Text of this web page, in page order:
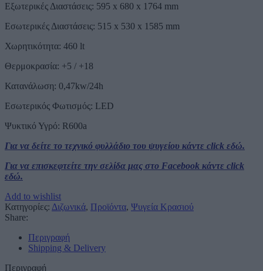
Εξωτερικές Διαστάσεις: 595 x 680 x 1764 mm
Εσωτερικές Διαστάσεις: 515 x 530 x 1585 mm
Χωρητικότητα: 460 lt
Θερμοκρασία: +5 / +18
Κατανάλωση: 0,47kw/24h
Εσωτερικός Φωτισμός: LED
Ψυκτικό Υγρό: R600a
Για να δείτε το τεχνικό φυλλάδιο του ψυγείου κάντε click εδώ.
Για να επισκεφτείτε την σελίδα μας στο Facebook κάντε click
εδώ.
Add to wishlist
Κατηγορίες: Διζωνικά, Προϊόντα, Ψυγεία Κρασιού
Share:
Περιγραφή
Shipping & Delivery
Περιγραφή